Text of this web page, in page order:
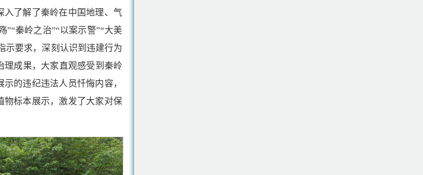
了解了秦岭在中国地理、气
”“秦岭之治”“以案示警”“大美
示要求，深刻认识到违建行为
理成果，大家直观感受到秦岭
的违纪违法人员忏悔内容，
物标本展示，激发了大家对保